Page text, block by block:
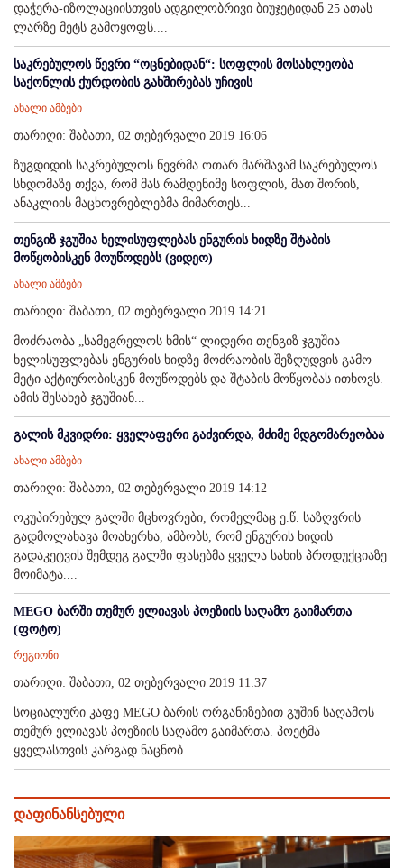
დაჭერა-იზოლაციისთვის ადგილობრივი ბიუჯეტიდან 25 ათას
ლარზე მეტს გამოყოფს....
საკრებულოს წევრი “ოცნებიდან“: სოფლის მოსახლეობა
საქონლის ქურდობის გახშირებას უჩივის
ახალი ამბები
თარიღი: შაბათი, 02 თებერვალი 2019 16:06
ზუგდიდის საკრებულოს წევრმა ოთარ მარშავამ საკრებულოს
სხდომაზე თქვა, რომ მას რამდენიმე სოფლის, მათ შორის,
ანაკლიის მაცხოვრებლებმა მიმართეს...
თენგიზ ჯგუშია ხელისუფლებას ენგურის ხიდზე შტაბის
მოწყობისკენ მოუწოდებს (ვიდეო)
ახალი ამბები
თარიღი: შაბათი, 02 თებერვალი 2019 14:21
მოძრაობა „სამეგრელოს ხმის“ ლიდერი თენგიზ ჯგუშია
ხელისუფლებას ენგურის ხიდზე მოძრაობის შეზღუდვის გამო
მეტი აქტიურობისკენ მოუწოდებს და შტაბის მოწყობას ითხოვს.
ამის შესახებ ჯგუშიან...
გალის მკვიდრი: ყველაფერი გაძვირდა, მძიმე მდგომარეობაა
ახალი ამბები
თარიღი: შაბათი, 02 თებერვალი 2019 14:12
ოკუპირებულ გალში მცხოვრები, რომელმაც ე.წ. საზღვრის
გადმოლახავა მოახერხა, ამბობს, რომ ენგურის ხიდის
გადაკეტვის შემდეგ გალში ფასებმა ყველა სახის პროდუქციაზე
მოიმატა....
MEGO ბარში თემურ ელიავას პოეზიის საღამო გაიმართა
(ფოტო)
რეგიონი
თარიღი: შაბათი, 02 თებერვალი 2019 11:37
სოციალური კაფე MEGO ბარის ორგანიზებით გუშინ საღამოს
თემურ ელიავას პოეზიის საღამო გაიმართა. პოეტმა
ყველასთვის კარგად ნაცნობ...
დაფინანსებული